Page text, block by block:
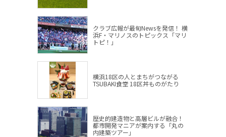
クラブ広報が最旬Newsを発信！ 横
浜F・マリノスのトピックス「マリ
トピ！」
横浜18区の人とまちがつながる
TSUBAKI食堂 18区丼ものがたり
歴史的建造物と高層ビルが融合！
都市開発マニアが案内する「丸の
内建築ツアー」